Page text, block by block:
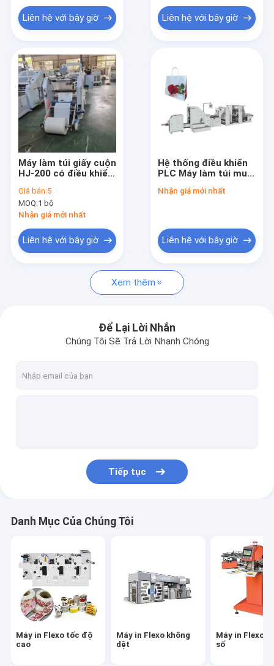
Sản phẩm
Về chúng tôi
Tham quan nhà máy
Kiểm soát chất lượng
Tin tức
Tất cả các trường hợp
Máy in Flexo tốc độ cao
Máy in Flexo kỹ thuật số
Máy in nhãn Flexo
Máy làm túi giấy y tế
Máy làm túi giấy kraft
Máy làm túi giấy đáy vuông
Máy làm ga trải giường dùng một lần
Máy làm áo choàng phẫu thuật dùng một lần
Liên hệ với bây giờ Liên hệ với bây giờ
Máy làm túi giấy cuộn
HJ-200 có điều khiển
# Máy làm túi đựng
giấy đáy vuông 80-
200m
Giá bán:5
MOQ:1 bộ
Nhận giá mới nhất
Liên hệ với bây giờ
Hệ thống điều khiển
PLC Máy làm túi mua
Flexo tùy chọn Tốc
Nhận giá mới nhất
Liên hệ với bây giờ
Xem thêm
Để Lại Lời Nhắn
Chúng Tôi Sẽ Trả Lời Nhanh Chóng
Tiếp tục
Danh Mục Của Chúng Tôi
Máy in Flexo tốc độ
cao
Máy in Flexo không
dệt
Máy in Flexo
số